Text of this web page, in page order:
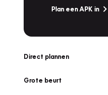
Plan een APK in
Direct plannen
Grote beurt